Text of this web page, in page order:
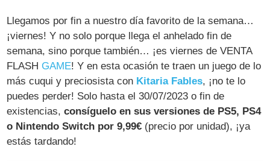
Llegamos por fin a nuestro día favorito de la semana…
¡viernes! Y no solo porque llega el anhelado fin de
semana, sino porque también… ¡es viernes de VENTA
FLASH GAME! Y en esta ocasión te traen un juego de lo
más cuqui y preciosista con Kitaria Fables, ¡no te lo
puedes perder! Solo hasta el 30/07/2023 o fin de
existencias,consíguelo en sus versiones de PS5, PS4
o Nintendo Switch por 9,99€ (precio por unidad), ¡ya
estás tardando!